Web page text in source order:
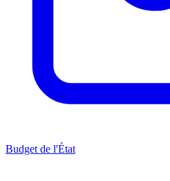
Budget de l'État